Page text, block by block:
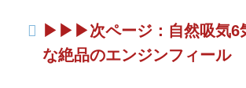
▶︎▶︎▶︎次ページ：自然吸気6
な絶品のエンジンフィール